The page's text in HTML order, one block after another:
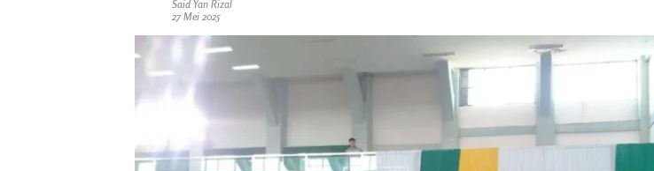
Said Yan Rizal
27 Mei 2025